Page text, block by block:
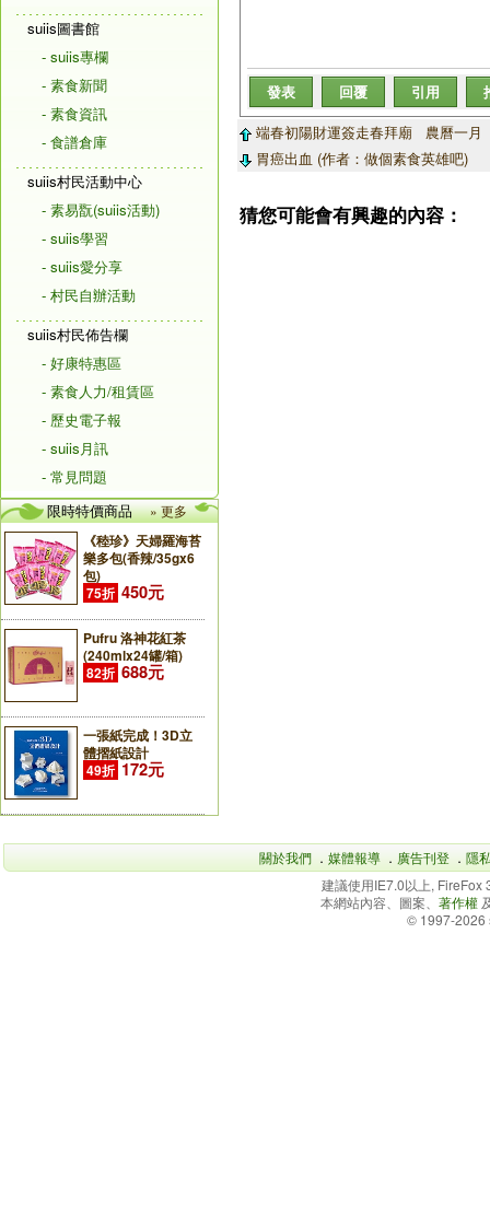
suiis圖書館
- suiis專欄
- 素食新聞
- 素食資訊
- 食譜倉庫
suiis村民活動中心
- 素易翫(suiis活動)
- suiis學習
- suiis愛分享
- 村民自辦活動
suiis村民佈告欄
- 好康特惠區
- 素食人力/租賃區
- 歷史電子報
- suiis月訊
- 常見問題
限時特價商品
» 更多
《稑珍》天婦羅海苔
樂多包(香辣/35gx6
包)
75折 450元
Pufru 洛神花紅茶
(240mlx24罐/箱)
82折 688元
一張紙完成！3D立
體摺紙設計
49折 172元
發表 回覆 引用
端春初陽財運簽走春拜廟 農曆一月
胃癌出血 (作者：做個素食英雄吧)
猜您可能會有興趣的內容：
關於我們 ． 媒體報導 ． 廣告刊登 ． 隱
建議使用IE7.0以上,
本網站內容、圖案、 著作權
© 1997-2026